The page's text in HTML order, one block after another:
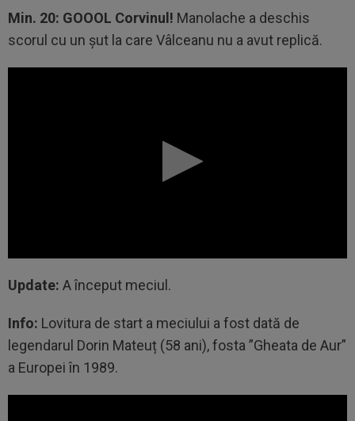
Min. 20: GOOOL Corvinul! Manolache a deschis
scorul cu un șut la care Vâlceanu nu a avut replică.
Update: A început meciul.
Info: Lovitura de start a meciului a fost dată de
legendarul Dorin Mateuț (58 ani), fosta ”Gheata de Aur”
a Europei în 1989.